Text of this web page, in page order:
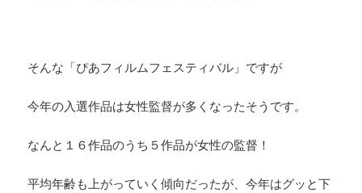
そんな「ぴあフィルムフェスティバル」ですが
今年の入選作品は女性監督が多くなったそうです。
なんと１６作品のうち５作品が女性の監督！
平均年齢も上がっていく傾向だったが、今年はグッと下